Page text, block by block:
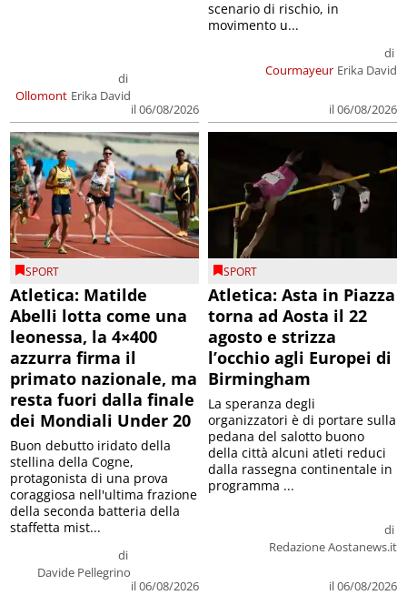
Ollomont
di
Erika David
il 06/08/2026
Courmayeur
di
Erika David
il 06/08/2026
scenario di rischio, in
movimento u...
SPORT
Atletica: Matilde
Abelli lotta come una
leonessa, la 4×400
azzurra firma il
primato nazionale, ma
resta fuori dalla finale
dei Mondiali Under 20
di
Davide Pellegrino
il 06/08/2026
Buon debutto iridato della
stellina della Cogne,
protagonista di una prova
coraggiosa nell'ultima frazione
della seconda batteria della
staffetta mist...
SPORT
Atletica: Asta in Piazza
torna ad Aosta il 22
agosto e strizza
l’occhio agli Europei di
Birmingham
di
Redazione Aostanews.it
il 06/08/2026
La speranza degli
organizzatori è di portare sulla
pedana del salotto buono
della città alcuni atleti reduci
dalla rassegna continentale in
programma ...